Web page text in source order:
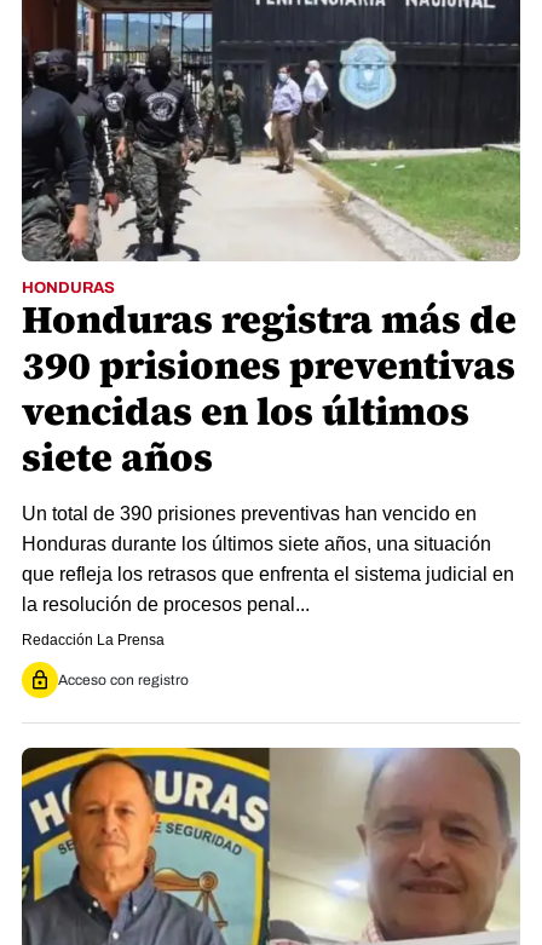
HONDURAS
Honduras registra más de
390 prisiones preventivas
vencidas en los últimos
siete años
Un total de 390 prisiones preventivas han vencido en
Honduras durante los últimos siete años, una situación
que refleja los retrasos que enfrenta el sistema judicial en
la resolución de procesos penal...
Redacción La Prensa
Acceso con registro